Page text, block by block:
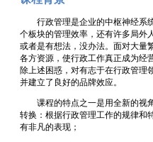
行政管理是企业的中枢神经系
个板块的管理效率，还有许多局外
或者是有想法，没办法。面对大量
各方资源，使行政工作真正成为经
除上述困惑，对有志于在行政管理
并建立了良好的品牌效应。
课程的特点之一是用全新的视
转换：根据行政管理工作的规律和
有非凡的表现；